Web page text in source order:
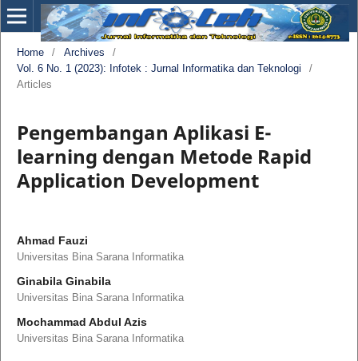
Home / Archives
/
Vol. 6 No. 1 (2023): Infotek : Jurnal Informatika dan Teknologi
/
Articles
Pengembangan Aplikasi E-
learning dengan Metode Rapid
Application Development
Ahmad Fauzi
Universitas Bina Sarana Informatika
Ginabila Ginabila
Universitas Bina Sarana Informatika
Mochammad Abdul Azis
Universitas Bina Sarana Informatika